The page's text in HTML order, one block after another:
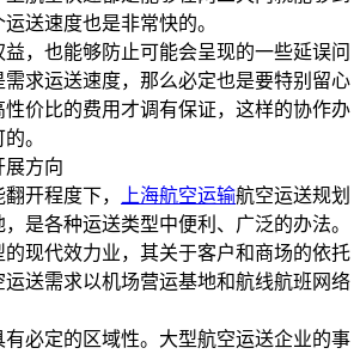
送速度也是非常快的。
，也能够防止可能会呈现的一些延误问
求运送速度，那么必定也是要特别留心
价比的费用才调有保证，这样的协作办
。
展方向
开程度下，
上海航空运输航空运送规划
是各种运送类型中便利、广泛的办法。
现代效力业，其关于客户和商场的依托
送需求以机场营运基地和航线航班网络
有必定的区域性。大型航空运送企业的事